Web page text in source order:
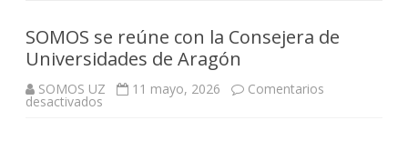
SOMOS se reúne con la Consejera de
Universidades de Aragón
SOMOS UZ 11 mayo, 2026 Comentarios
desactivados